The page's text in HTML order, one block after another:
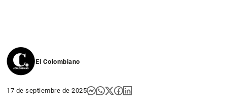
El Colombiano
17 de septiembre de 2025